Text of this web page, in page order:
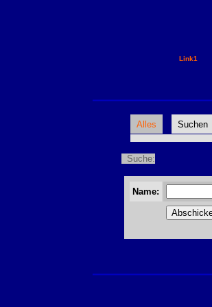
Link1
Alles Suchen
Suche:
Name: